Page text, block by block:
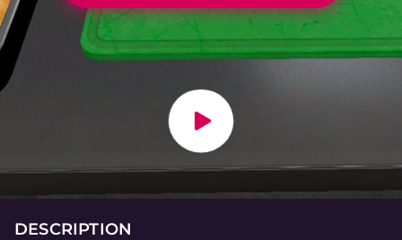
DESCRIPTION